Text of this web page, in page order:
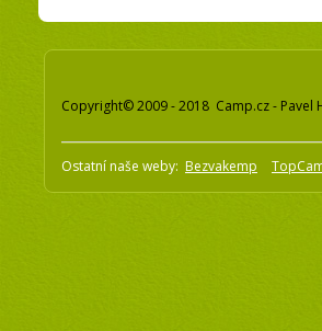
Copyright© 2009 - 2018 Camp.cz - Pavel
Ostatní naše weby: Bezvakemp